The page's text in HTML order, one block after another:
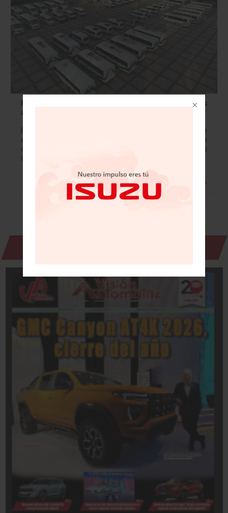
Mercedes-Benz da el banderazo a 30 nuevos
autobuses y 20 vanes en Sinaloa
El modo en que se transporta la gente de Sinaloa sigue
evolucionando, gracias a que el gobierno estatal en
conjunto con Mercedes-Benz Autobuses y empresarios
del transporte, dieron el banderazo…
Leer más »